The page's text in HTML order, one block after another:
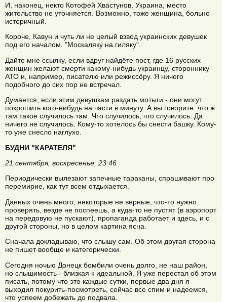
И, наконец, некто Котофей Хвастунов, Украина, место
жительство не уточняется. Возможно, тоже женщина, больно
истеричный.
Короче, Кавун и чуть ли не целый взвод украинских девушек
под его началом. "Москаляку на гиляку".
Дайте мне ссылку, если вдруг найдёте пост, где 16 русских
женщин желают смерти какому-нибудь украинцу, стороннику
АТО и, например, писателю или режиссёру. Я ничего
подобного до сих пор не встречал.
Думается, если этим девушкам раздать мотыги - они могут
покрошить кого-нибудь на части в минуту. А вы говорите: что ж
там такое случилось там. Что случилось, что случилось. Да
ничего не случилось. Кому-то хотелось бы снести башку. Кому-
то уже снесло наглухо.
БУДНИ "КАРАТЕЛЯ"
21 сентября, воскресенье, 23:46
Периодически вылезают запечные тараканы, спрашивают про
перемирие, как тут всем отдыхается.
Данных очень много, некоторые не верные, что-то нужно
проверять, везде не поспеешь, а куда-то не пустят (в аэропорт
на передовую не пускают), пропаганда работает и здесь, и с
другой стороны, но в целом картина ясна.
Сначала докладываю, что слышу сам. Об этом другая сторона
не пишет вообще и категорически.
Сегодня ночью Донецк бомбили очень долго, не наш район,
но слышимость - близкая к идеальной. Я уже перестал об этом
писать, потому что это каждые сутки, первые два дня я
выходил покурить-посмотреть, сейчас все спим и надеемся,
что успеем добежать до подвала.